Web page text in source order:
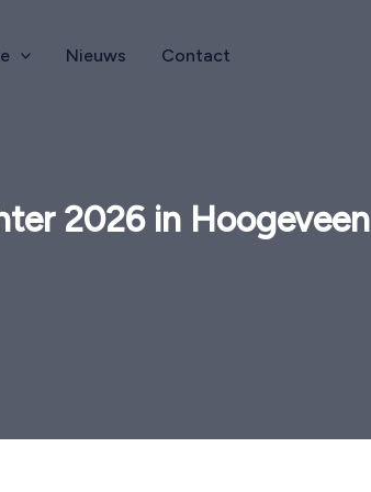
Nieuws Contact
2026 in Hoogeveen